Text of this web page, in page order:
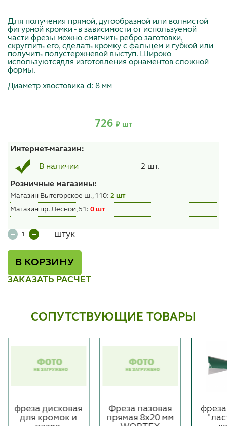
Для получения прямой, дугообразной или волнистой
фигурной кромки - в зависимости от используемой
части фрезы можно смягчить ребро заготовки,
скруглить его, сделать кромку с фальцем и губкой или
получить полустержневой выступ. Широко
используютсядля изготовления орнаментов сложной
формы.
Диаметр хвостовика d: 8 мм
726 ₽ шт
Интернет-магазин:
В наличии 2 шт.
Розничные магазины:
Магазин Вытегорское ш., 110: 2 шт
Магазин пр. Лесной, 51: 0 шт
штук
В КОРЗИНУ
ЗАКАЗАТЬ РАСЧЕТ
СОПУТСТВУЮЩИЕ ТОВАРЫ
фреза дисковая
для кромок и
Фреза пазовая
прямая 8х20 мм